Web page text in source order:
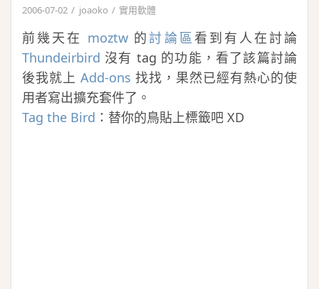
2006-07-02 joaoko 實用軟體
前幾天在 moztw 的討論區看到有人在討論
Thundeirbird 沒有 tag 的功能，看了該篇討論
後我就上 Add-ons 找找，果然已經有熱心的使
用者寫出擴充套件了。
Tag the Bird ：替你的鳥貼上標籤吧 XD